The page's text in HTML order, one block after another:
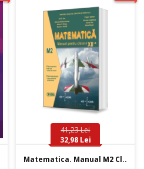
41,23 Lei
32,98 Lei
Matematica. Manual M2 Cl..